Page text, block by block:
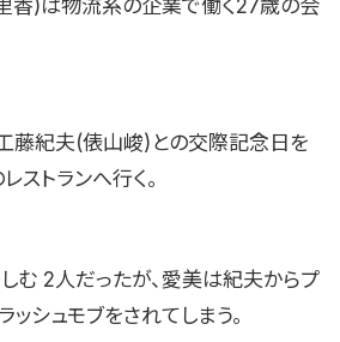
香)は物流系の企業で働く27歳の会
藤紀夫(俵山峻)との交際記念日を
ストランへ行く。
む 2人だったが、愛美は紀夫からプ
シュモブをされてしまう。